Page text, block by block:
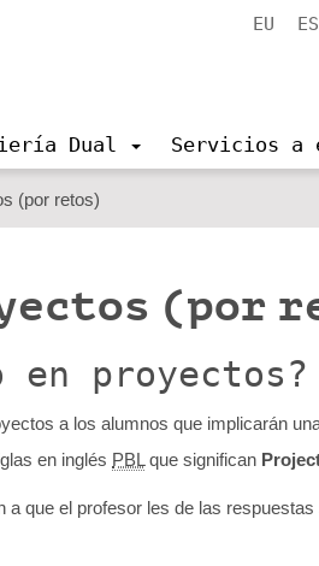
EU ES
Dual Servicios a
(por retos)
(por
en proyectos?
a los alumnos que implicarán
en inglés PBL que significan
que el profesor les de las